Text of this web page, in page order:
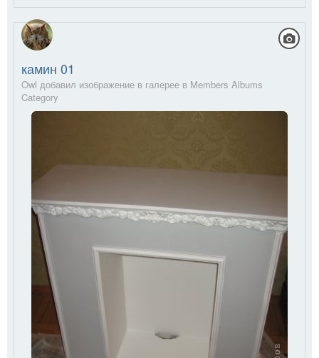
камин 01
Owl добавил изображение в галерее в Members Albums
Category